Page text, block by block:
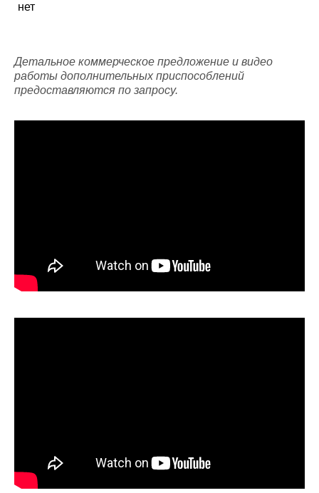
нет
Детальное коммерческое предложение и видео
работы дополнительных приспособлений
предоставляются по запросу.